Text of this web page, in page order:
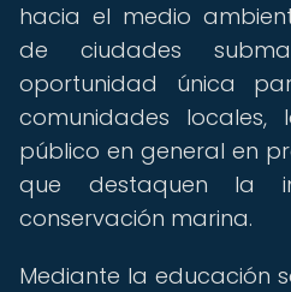
hacia el medio
de ciudades
oportunidad única
comunidades locales,
público en general en
que destaquen la
conservación marina.
Mediante la educación